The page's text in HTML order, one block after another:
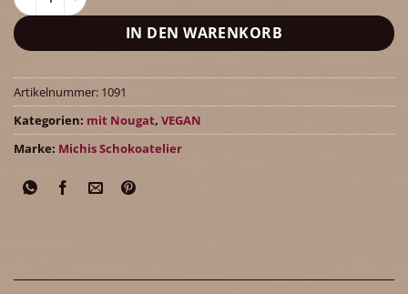
IN DEN WARENKORB
Artikelnummer: 1091
Kategorien: mit Nougat, VEGAN
Marke: Michis Schokoatelier